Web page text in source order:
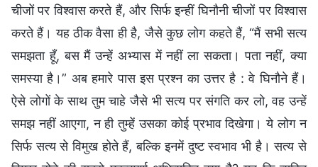
चीजों पर विश्वास करते हैं, और सिर्फ इन्हीं घिनौनी चीजों पर विश्वास
करते हैं। यह ठीक वैसा ही है, जैसे कुछ लोग कहते हैं, “मैं सभी सत्य
समझता हूँ, बस मैं उन्हें अभ्यास में नहीं ला सकता। पता नहीं, क्या
समस्या है।” अब हमारे पास इस प्रश्न का उत्तर है : वे घिनौने हैं।
ऐसे लोगों के साथ तुम चाहे जैसे भी सत्य पर संगति कर लो, वह उन्हें
समझ नहीं आएगा, न ही तुम्हें उसका कोई प्रभाव दिखेगा। ये लोग न
सिर्फ सत्य से विमुख होते हैं, बल्कि इनमें दुष्ट स्वभाव भी है। सत्य से